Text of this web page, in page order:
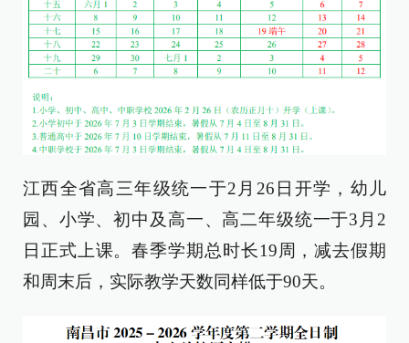
江西全省高三年级统一于2月26日开学，幼儿
园、小学、初中及高一、高二年级统一于3月2
日正式上课。春季学期总时长19周，减去假期
和周末后，实际教学天数同样低于90天。